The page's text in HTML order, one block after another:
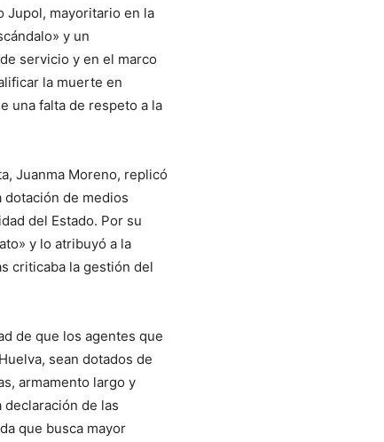
Jupol, mayoritario en la
y un
servicio y en el marco
la muerte en
una falta de respeto a la
Juanma Moreno, replicó
de medios
del Estado. Por su
y lo atribuyó a la
criticaba la gestión del
de que los agentes que
sean dotados de
armamento largo y
de las
que busca mayor